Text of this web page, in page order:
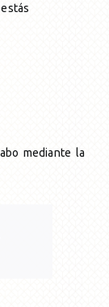
mediante la